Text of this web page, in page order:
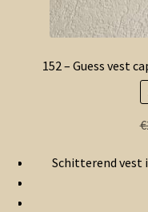
152 – Guess vest
€
Schitterend vest